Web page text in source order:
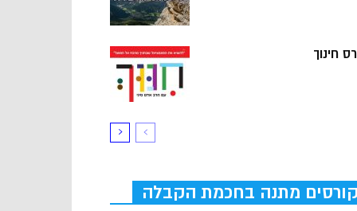
חינוך
קורסים מתנה בחכמת הקבלה